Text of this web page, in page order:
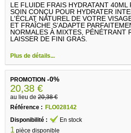
LE FLUIDE FRAIS HYDRATANT 40ML
SOIN CONÇU POUR HYDRATER
L'ÉCLAT NATUREL DE VOTRE
ET FRAÎCHE S’ADAPTE
NORMALES À MIXTES, PÉNÉTRANT
LAISSER DE FINI GRAS.
Plus de détails...
PROMOTION -0%
20,38 €
au lieu de 20,38 €
Référence : FLO028142
Disponibilité :
En stock
1 pièce disponible